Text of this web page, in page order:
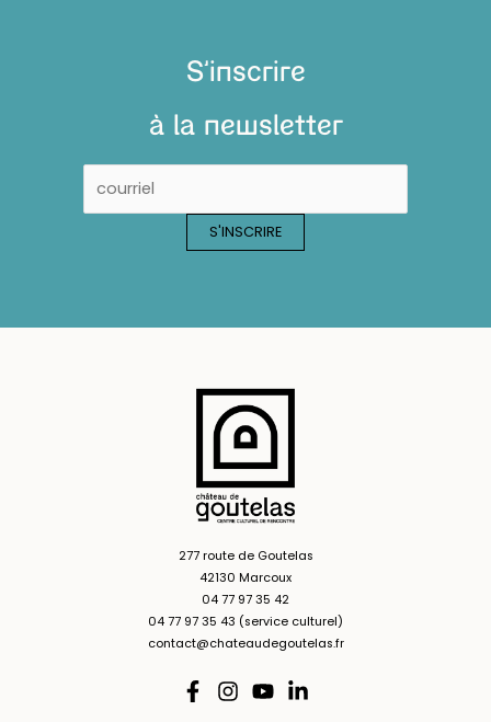
S'inscrire
à la newsletter
277 route de Goutelas
42130 Marcoux
04 77 97 35 42
04 77 97 35 43 (service culturel)
contact@chateaudegoutelas.fr